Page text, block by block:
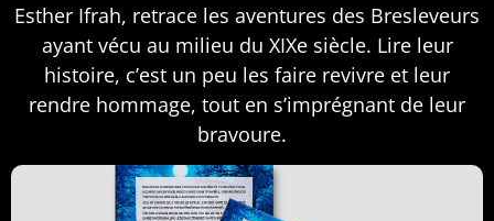
Esther Ifrah, retrace les aventures des Bresleveurs
ayant vécu au milieu du XIXe siècle. Lire leur
histoire, c’est un peu les faire revivre et leur
rendre hommage, tout en s’imprégnant de leur
bravoure.